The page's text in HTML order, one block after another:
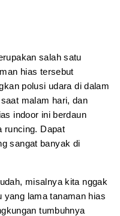
salah satu
hias tersebut
polusi udara di dalam
malam hari, dan
indoor ini berdaun
runcing. Dapat
sangat banyak di
misalnya kita nggak
yang lama tanaman hias
tumbuhnya